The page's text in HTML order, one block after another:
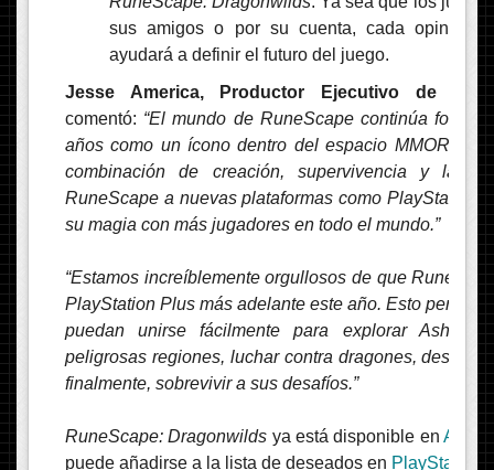
sus amigos o por su cuenta, cada opinión
ayudará a definir el futuro del juego.
Jesse America, Productor Ejecutivo de
comentó: “El mundo de RuneScape continúa
años como un ícono dentro del espacio MMORPG.
combinación de creación, supervivencia y la
RuneScape a nuevas plataformas como PlayStation
su magia con más jugadores en todo el mundo.”
“Estamos increíblemente orgullosos de que
PlayStation Plus más adelante este año. Esto
puedan unirse fácilmente para explorar
peligrosas regiones, luchar contra dragones,
finalmente, sobrevivir a sus desafíos.”
RuneScape: Dragonwilds ya está disponible en
puede añadirse a la lista de deseados en PlayStation